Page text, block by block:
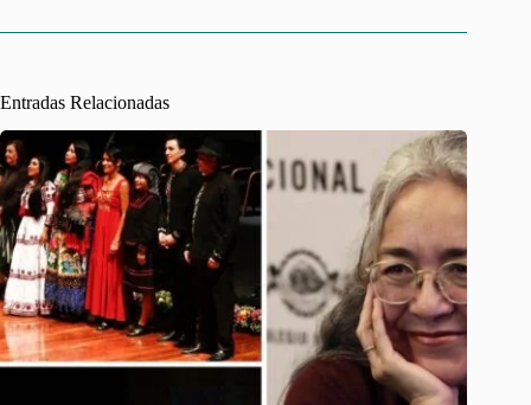
Entradas Relacionadas